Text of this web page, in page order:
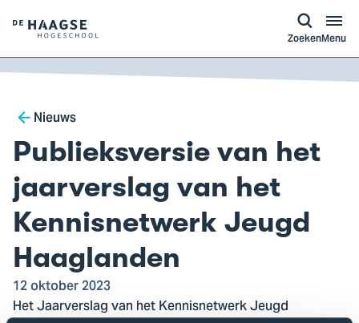
Logo
van
De
Hogeschool,
ga
naar
de
homepagina
ZoekenMenu
Breadcrumb
Nieuws
Publieksversie van het
jaarverslag van het
Kennisnetwerk Jeugd
Haaglanden
12 oktober 2023
Het Jaarverslag van het Kennisnetwerk Jeugd